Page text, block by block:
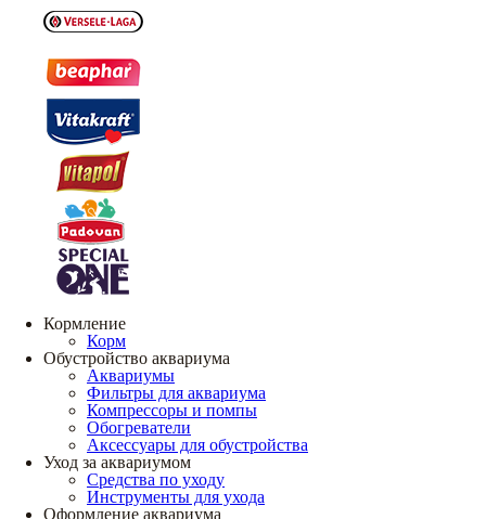
Кормление
Корм
Обустройство аквариума
Аквариумы
Фильтры для аквариума
Компрессоры и помпы
Обогреватели
Аксессуары для обустройства
Уход за аквариумом
Средства по уходу
Инструменты для ухода
Оформление аквариума